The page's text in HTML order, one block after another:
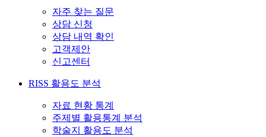
자주 찾는 질문
상담 신청
상담 내역 확인
고객제안
신고센터
RISS 활용도 분석
자료 현황 통계
주제별 활용통계 분석
학술지 활용도 분석